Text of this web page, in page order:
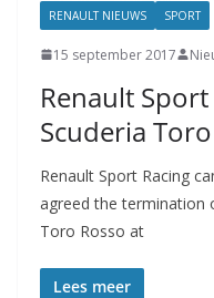
RENAULT NIEUWS SPORT
15 september 2017
Renault
Scuderia
Renault Sport Racing
agreed the termination
Toro Rosso at
Lees meer